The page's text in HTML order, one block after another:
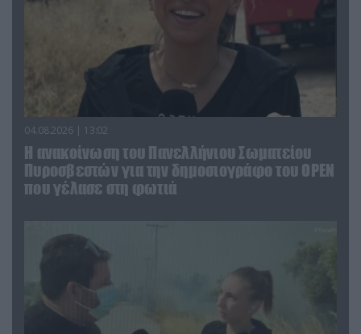
04.08.2026 | 13:02
Η ανακοίνωση του Πανελλήνιου Σωματείου
Πυροσβεστών για την δημοσιογράφο του OPEN
που γέλασε στη φωτιά